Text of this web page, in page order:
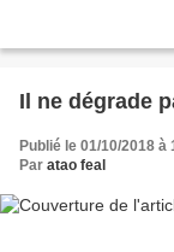
Il ne dégrade
Publié le 01/10/2018 à
Par atao feal